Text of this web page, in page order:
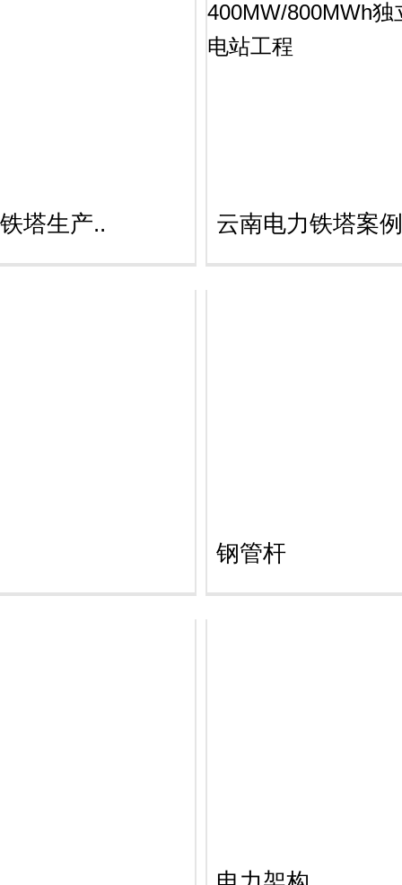
塔生产.. 云南电力铁塔案
钢管杆